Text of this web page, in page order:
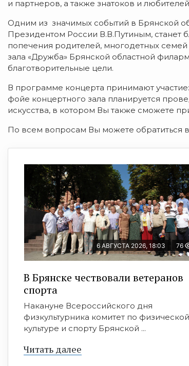
и партнеров, а также знатоков и
Одним из значимых событий в Брянской
Президентом России В.В.Путиным, станет
попечения родителей, многодетных
зала «Дружба» Брянской областной
благотворительные цели.
В программе концерта принимают
фойе концертного зала планируется
искусства, в котором Вы также сможете
По всем вопросам Вы можете обратиться
6 АВГУСТА 2026, 18:03 76
В Брянске чествовали ветеранов
спорта
Накануне Всероссийского дня
физкультурника комитет по физической
культуре и спорту Брянской ...
Читать далее